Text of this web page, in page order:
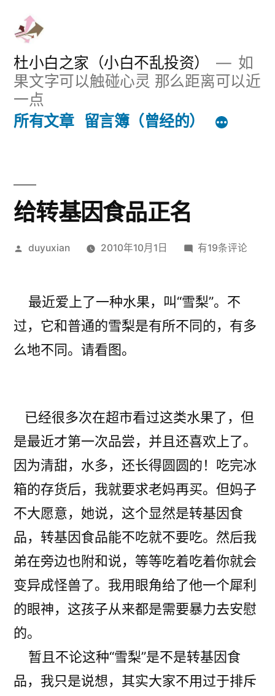
杜小白之家（小白不乱投资）
如
果文字可以触碰心灵 那么距离可以近
一点
所有文章 留言簿（曾经的）
给转基因食品正名
发
duyuxian 2010年10月1日
给
因
食
品
有19条评论
最近爱上了一种水果，叫“雪梨”。不
过，它和普通的雪梨是有所不同的，有多
么地不同。请看图。
已经很多次在超市看过这类水果了，但
是最近才第一次品尝，并且还喜欢上了。
因为清甜，水多，还长得圆圆的！吃完冰
箱的存货后，我就要求老妈再买。但妈子
不大愿意，她说，这个显然是转基因食
品，转基因食品能不吃就不要吃。然后我
弟在旁边也附和说，等等吃着吃着你就会
变异成怪兽了。我用眼角给了他一个犀利
的眼神，这孩子从来都是需要暴力去安慰
的。
暂且不论这种“雪梨”是不是转基因食
品，我只是说想，其实大家不用过于排斥